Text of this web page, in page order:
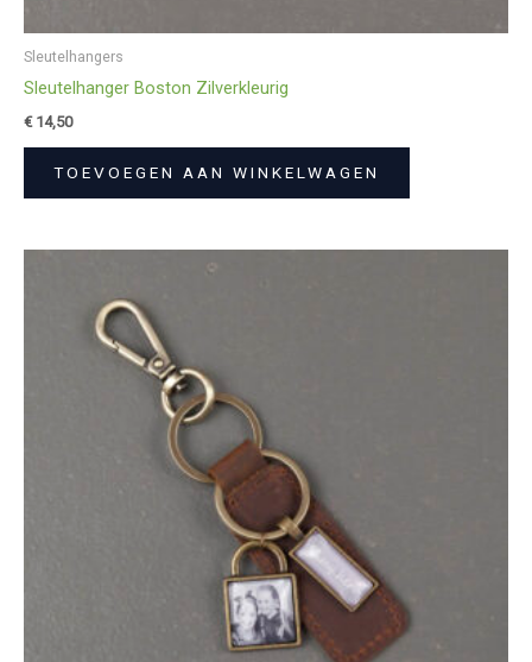
Sleutelhangers
Sleutelhanger Boston Zilverkleurig
€14,50
TOEVOEGEN AAN WINKELWAGEN